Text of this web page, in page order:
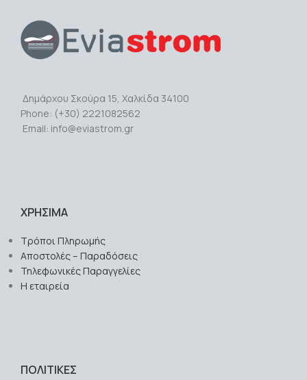
Δημάρχου Σκούρα 15, Χαλκίδα 34100
Phone: (+30) 2221082562
Email: info@eviastrom.gr
ΧΡΗΣΙΜΑ
Τρόποι Πληρωμής
Αποστολές – Παραδόσεις
Τηλεφωνικές Παραγγελίες
Η εταιρεία
ΠΟΛΙΤΙΚΕΣ